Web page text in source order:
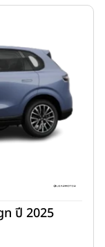
ภายใต้ชื่อToyota
ไฟฟูจิได้ ถือเป็นการ
ปี 2025